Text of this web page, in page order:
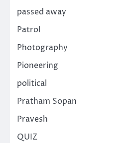
passed away
Patrol
Photography
Pioneering
political
Pratham Sopan
Pravesh
QUIZ